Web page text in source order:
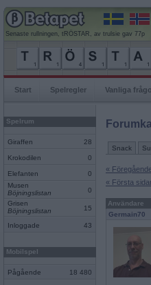
Senaste rullningen, tRÖSTAR, av trulsie gav 77p
Start Spelregler Vanliga
Spelrum
Giraffen 28
Krokodilen 0
Elefanten
0
Musen
Böjningslistan
0
Grisen
Böjningslistan
15
Inloggade 43
Mobilspel
Pågående 18 480
Snack
«
« Första
Användare
Germain70